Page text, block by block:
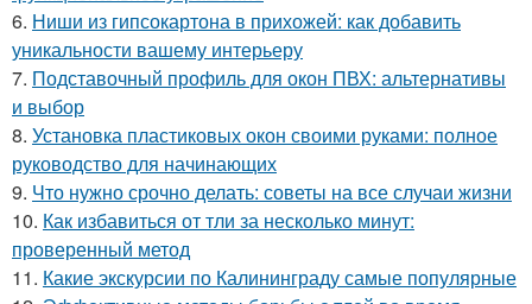
6. Ниши из гипсокартона в прихожей: как добавить
уникальности вашему интерьеру
7. Подставочный профиль для окон ПВХ: альтернативы
и выбор
8. Установка пластиковых окон своими руками: полное
руководство для начинающих
9. Что нужно срочно делать: советы на все случаи жизни
10. Как избавиться от тли за несколько минут:
проверенный метод
11. Какие экскурсии по Калининграду самые популярные